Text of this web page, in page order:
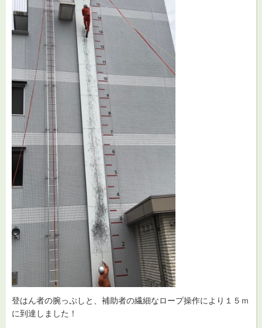
登はん者の腕っぷしと、補助者の繊細なロープ操作により１５ｍ
に到達しました！